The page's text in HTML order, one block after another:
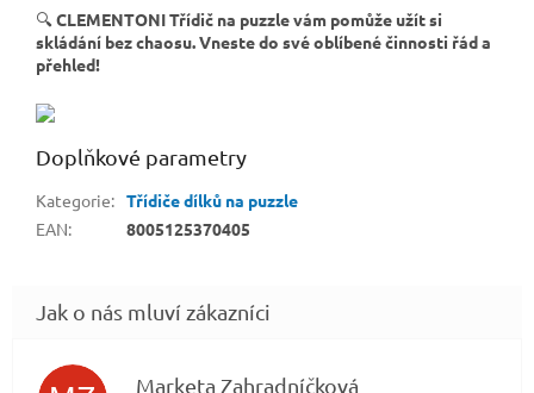
🔍 CLEMENTONI Třídič na puzzle vám pomůže užít si
skládání bez chaosu. Vneste do své oblíbené činnosti řád a
přehled!
Doplňkové parametry
Kategorie: Třídiče dílků na puzzle
EAN: 8005125370405
Marketa Zahradníčková